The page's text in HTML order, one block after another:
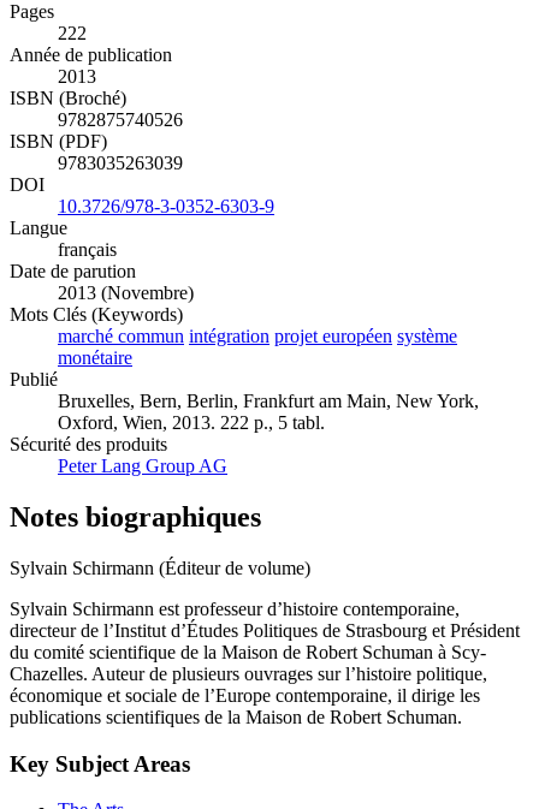
Pages
222
Année de publication
2013
ISBN (Broché)
9782875740526
ISBN (PDF)
9783035263039
DOI
10.3726/978-3-0352-6303-9
Langue
français
Date de parution
2013 (Novembre)
Mots Clés (Keywords)
marché commun intégration projet européen système
monétaire
Publié
Bruxelles, Bern, Berlin, Frankfurt am Main, New York,
Oxford, Wien, 2013. 222 p., 5 tabl.
Sécurité des produits
Peter Lang Group AG
Notes biographiques
Sylvain Schirmann (Éditeur de volume)
Sylvain Schirmann est professeur d’histoire contemporaine,
directeur de l’Institut d’Études Politiques de Strasbourg et Président
du comité scientifique de la Maison de Robert Schuman à Scy-
Chazelles. Auteur de plusieurs ouvrages sur l’histoire politique,
économique et sociale de l’Europe contemporaine, il dirige les
publications scientifiques de la Maison de Robert Schuman.
Key Subject Areas